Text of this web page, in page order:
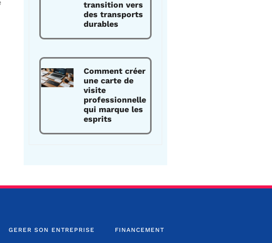
transition vers
des transports
durables
Comment créer
une carte de
visite
professionnelle
qui marque les
esprits
GERER SON ENTREPRISE FINANCEMENT